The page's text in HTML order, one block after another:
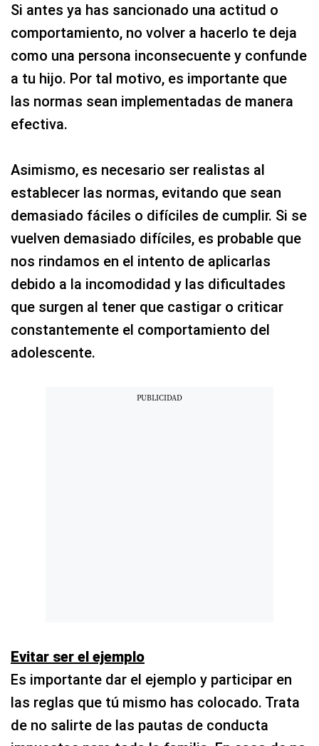
Si antes ya has sancionado una actitud o
comportamiento, no volver a hacerlo te deja
como una persona inconsecuente y confunde
a tu hijo. Por tal motivo, es importante que
las normas sean implementadas de manera
efectiva.
Asimismo, es necesario ser realistas al
establecer las normas, evitando que sean
demasiado fáciles o difíciles de cumplir. Si se
vuelven demasiado difíciles, es probable que
nos rindamos en el intento de aplicarlas
debido a la incomodidad y las dificultades
que surgen al tener que castigar o criticar
constantemente el comportamiento del
adolescente.
Evitar ser el ejemplo
Es importante dar el ejemplo y participar en
las reglas que tú mismo has colocado. Trata
de no salirte de las pautas de conducta